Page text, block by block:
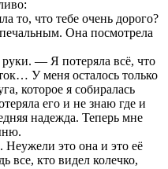
то, что тебе очень дорого?
Она посмотрела
— Я потеряла всё, что
У меня осталось только
которое я собиралась
его и не знаю где и
надежда. Теперь мне
Неужели это она и это её
все, кто видел колечко,